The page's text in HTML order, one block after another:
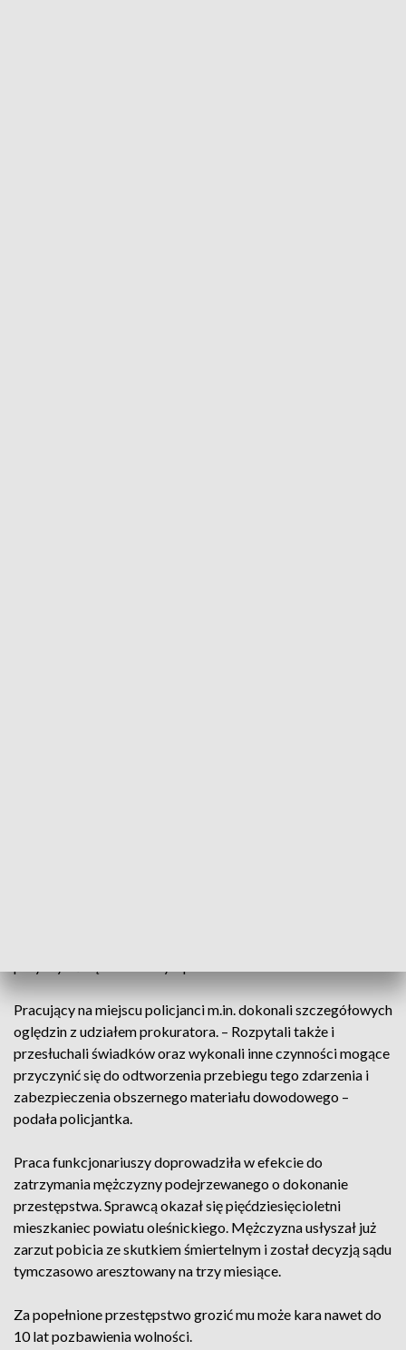
Pracujący na miejscu policjanci m.in. dokonali szczegółowych
oględzin z udziałem prokuratora. – Rozpytali także i
przesłuchali świadków oraz wykonali inne czynności mogące
przyczynić się do odtworzenia przebiegu tego zdarzenia i
zabezpieczenia obszernego materiału dowodowego –
podała policjantka.
Praca funkcjonariuszy doprowadziła w efekcie do
zatrzymania mężczyzny podejrzewanego o dokonanie
przestępstwa. Sprawcą okazał się pięćdziesięcioletni
mieszkaniec powiatu oleśnickiego. Mężczyzna usłyszał już
zarzut pobicia ze skutkiem śmiertelnym i został decyzją sądu
tymczasowo aresztowany na trzy miesiące.
Za popełnione przestępstwo grozić mu może kara nawet do
10 lat pozbawienia wolności.